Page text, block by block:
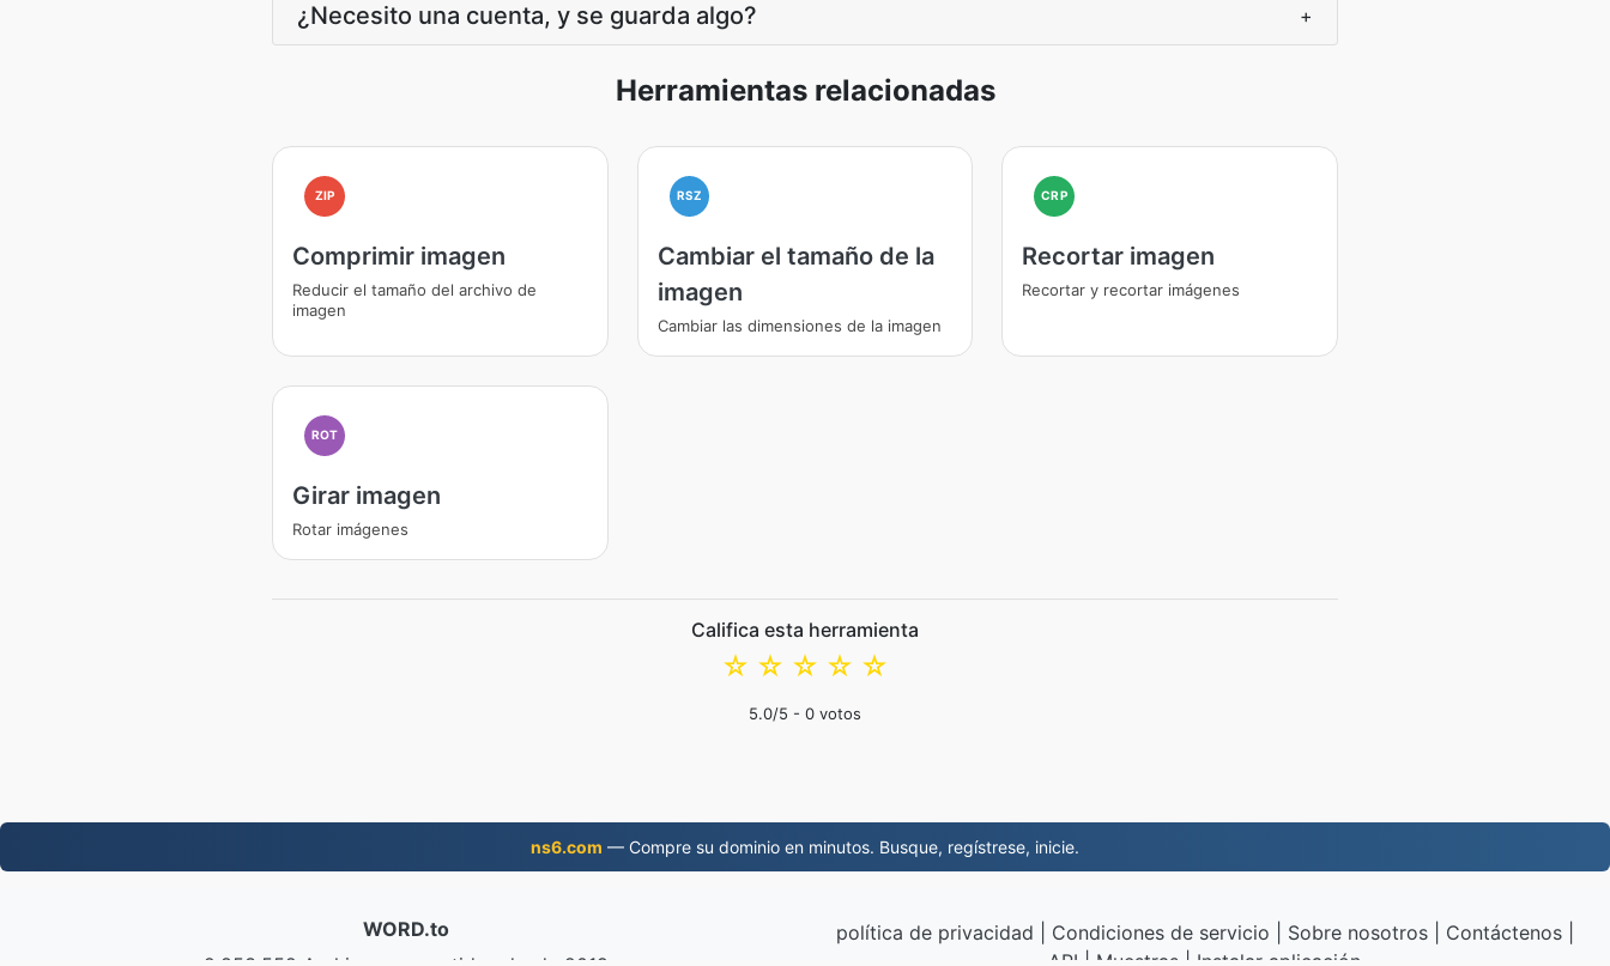
¿Necesito una cuenta, y se guarda algo? +
Herramientas relacionadas
ZIP
Comprimir imagen
Reducir el tamaño del archivo de
imagen
RSZ
Cambiar el tamaño de la
imagen
Cambiar las dimensiones de la imagen
CRP
Recortar imagen
Recortar y recortar imágenes
ROT
Girar imagen
Rotar imágenes
Califica esta herramienta
☆
☆
☆
☆
☆
5.0/5 - 0 votos
ns6.com — Compre su dominio en minutos. Busque, regístrese, inicie.
WORD.to
política de privacidad Condiciones de servicio Sobre nosotros| Contáctenos|
API | Muestras | Instalar aplicación